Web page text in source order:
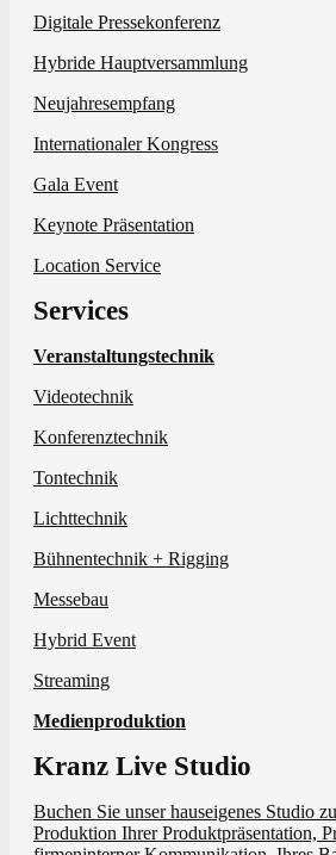
Digitale Pressekonferenz
Hybride Hauptversammlung
Neujahresempfang
Internationaler Kongress
Gala Event
Keynote Präsentation
Location Service
Services
Veranstaltungstechnik
Videotechnik
Konferenztechnik
Tontechnik
Lichttechnik
Bühnentechnik + Rigging
Messebau
Hybrid Event
Streaming
Medienproduktion
Kranz Live Studio
Buchen Sie unser hauseigenes Studio
Produktion Ihrer Produktpräsentation,